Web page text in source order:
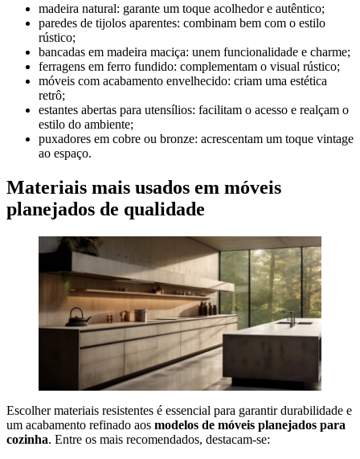
madeira natural: garante um toque acolhedor e autêntico;
paredes de tijolos aparentes: combinam bem com o estilo
rústico;
bancadas em madeira maciça: unem funcionalidade e charme;
ferragens em ferro fundido: complementam o visual rústico;
móveis com acabamento envelhecido: criam uma estética
retrô;
estantes abertas para utensílios: facilitam o acesso e realçam o
estilo do ambiente;
puxadores em cobre ou bronze: acrescentam um toque vintage
ao espaço.
Materiais mais usados em móveis
planejados de qualidade
Escolher materiais resistentes é essencial para garantir durabilidade e
um acabamento refinado aos modelos de móveis planejados para
cozinha. Entre os mais recomendados, destacam-se: